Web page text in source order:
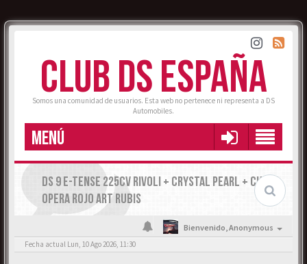
CLUB DS ESPAÑA
Somos una comunidad de usuarios. Esta web no pertenece ni representa a DS
Automobiles.
MENÚ
DS 9 E-TENSE 225CV RIVOLI + CRYSTAL PEARL + CUERO
OPERA ROJO ART RUBIS
Bienvenido,Anonymous
Fecha actual Lun, 10 Ago 2026, 11:30